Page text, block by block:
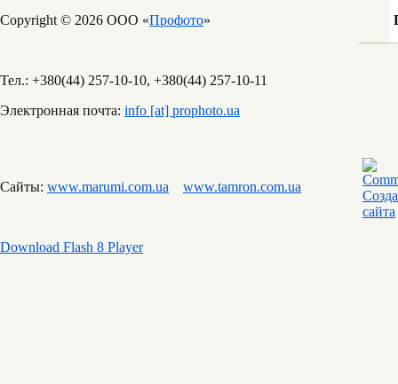
Copyright © 2026 ООО «Профото»
Тел.: +380(44) 257-10-10, +380(44) 257-10-11
Электронная почта: info [at] prophoto.ua
Сайты: www.marumi.com.ua www.tamron.com.ua
Download Flash 8 Player